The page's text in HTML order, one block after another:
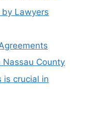
Lawyers
Nassau County
is crucial in